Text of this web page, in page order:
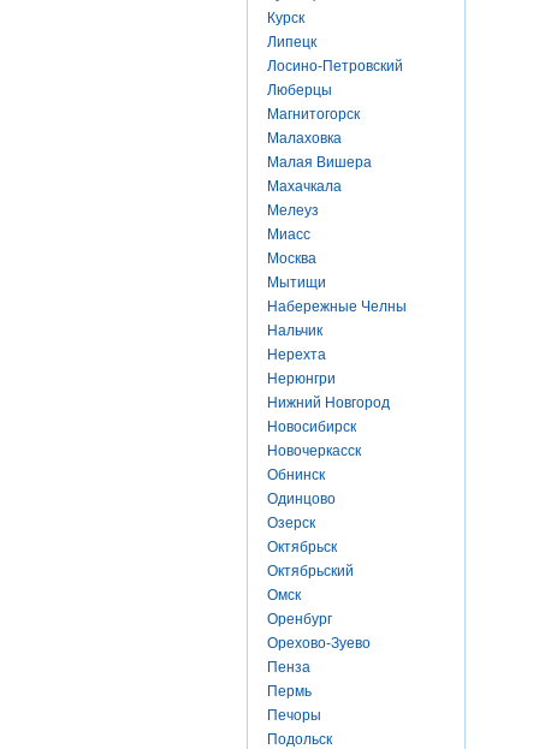
Курск
Липецк
Лосино-Петровский
Люберцы
Магнитогорск
Малаховка
Малая Вишера
Махачкала
Мелеуз
Миасс
Москва
Мытищи
Набережные Челны
Нальчик
Нерехта
Нерюнгри
Нижний Новгород
Новосибирск
Новочеркасск
Обнинск
Одинцово
Озерск
Октябрьск
Октябрьский
Омск
Оренбург
Орехово-Зуево
Пенза
Пермь
Печоры
Подольск